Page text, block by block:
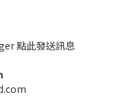
點此發送訊息